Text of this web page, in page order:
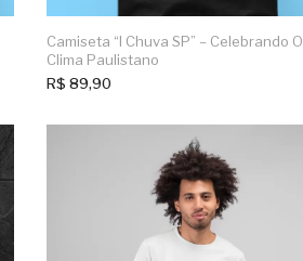
Camiseta “I Chuva SP” – Celebrando O
Clima Paulistano
R$ 89,90